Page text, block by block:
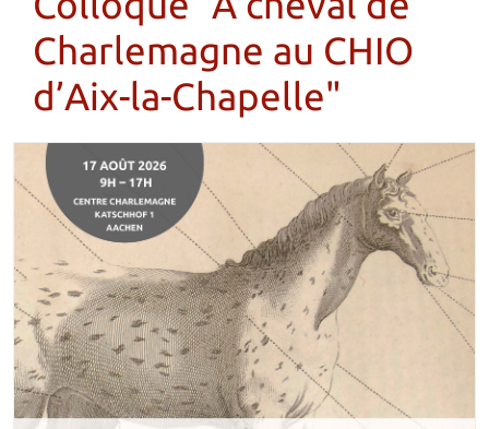
Charlemagne au CHIO
d’Aix-la-Chapelle"